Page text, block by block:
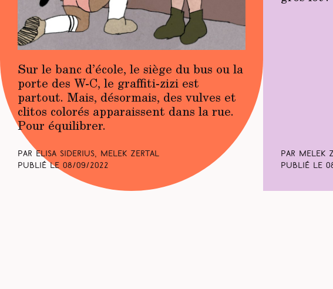
Sur le banc d’école, le siège du bus ou la
porte des W-C, le graffiti-zizi est
partout. Mais, désormais, des vulves et
clitos colorés apparaissent dans la rue.
Pour équilibrer.
Par Elisa Siderius, Melek Zertal
Publié le 08/09/2022
Par Melek
Publié le